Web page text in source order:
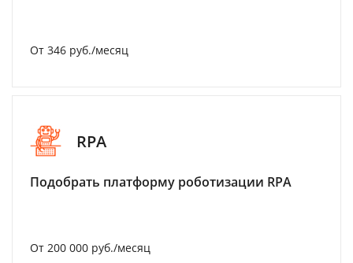
От 346 руб./месяц
RPA
Подобрать платформу роботизации RPA
От 200 000 руб./месяц